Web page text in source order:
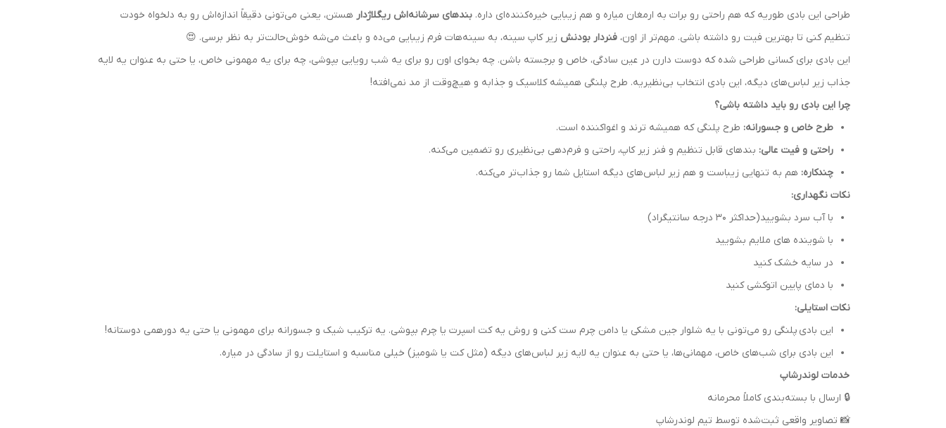
طراحی این بادی طوریه که هم راحتی رو برات به ارمغان میاره و هم زیبایی خیره‌کننده‌ای داره. بندهای سرشانه‌اش ریگلاژدار هستن، یعنی می‌تونی دقیقاً اندازه‌اش رو به دلخواه خودت
تنظیم کنی تا بهترین فیت رو داشته باشی. مهم‌تر از اون، فنردار بودنش زیر کاپ سینه، به سینه‌هات فرم زیبایی می‌ده و باعث می‌شه خوش‌حالت‌تر به نظر برسی. 😍
این بادی برای کسانی طراحی شده که دوست دارن در عین سادگی، خاص و برجسته باشن. چه بخوای اون رو برای یه شب رویایی بپوشی، چه برای یه مهمونی خاص، یا حتی به عنوان یه لایه
جذاب زیر لباس‌های دیگه، این بادی انتخاب بی‌نظیریه. طرح پلنگی همیشه کلاسیک و جذابه و هیچ‌وقت از مد نمی‌افته!
چرا این بادی رو باید داشته باشی؟
طرح خاص و جسورانه: طرح پلنگی که همیشه ترند و اغواکننده‌ است.
راحتی و فیت عالی: بندهای قابل تنظیم و فنر زیر کاپ، راحتی و فرم‌دهی بی‌نظیری رو تضمین می‌کنه.
چندکاره: هم به تنهایی زیباست و هم زیر لباس‌های دیگه استایل شما رو جذاب‌تر می‌کنه.
نکات نگهداری:
با آب سرد بشویید(حداکثر 30 درجه سانتیگراد)
با شوینده های ملایم بشویید
در سایه خشک کنید
با دمای پایین اتوکشی کنید
نکات استایلی:
این بادی پلنگی رو می‌تونی با یه شلوار جین مشکی یا دامن چرم ست کنی و روش یه کت اسپرت یا چرم بپوشی. یه ترکیب شیک و جسورانه برای مهمونی یا حتی یه دورهمی دوستانه!
این بادی برای شب‌های خاص، مهمانی‌ها، یا حتی به عنوان یه لایه زیر لباس‌های دیگه (مثل کت یا شومیز) خیلی مناسبه و استایلت رو از سادگی در میاره.
خدمات لوندرشاپ
🔒 ارسال با بسته‌بندی کاملاً محرمانه
📸 تصاویر واقعی ثبت‌شده توسط تیم لوندرشاپ